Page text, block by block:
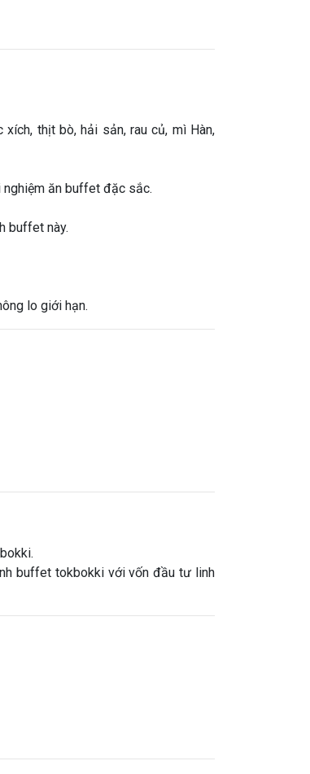
thịt bò, hải sản, rau củ, mì Hàn,
ăn buffet đặc sắc.
buffet này.
lo giới hạn.
buffet tokbokki với vốn đầu tư linh